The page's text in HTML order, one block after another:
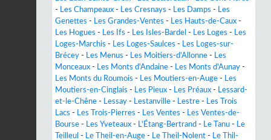
- Les Champeaux - Les Cresnays - Les Damps - Les
Genettes - Les Grandes-Ventes - Les Hauts-de-Caux -
Les Hogues - Les Ifs - Les Isles-Bardel - Les Loges - Les
Loges-Marchis - Les Loges-Saulces - Les Loges-sur-
Brécey - Les Menus - Les Moitiers-d'Allonne - Les
Monceaux - Les Monts d'Andaine - Les Monts d'Aunay -
Les Monts du Roumois - Les Moutiers-en-Auge - Les
Moutiers-en-Cinglais - Les Pieux - Les Préaux - Lessard-
et-le-Chêne - Lessay - Lestanville - Lestre - Les Trois
Lacs - Les Trois-Pierres - Les Ventes - Les Ventes-de-
Bourse - Les Yveteaux - L'Étang-Bertrand - Le Tanu - Le
Teilleul - Le Theil-en-Auge - Le Theil-Nolent - Le Thil-